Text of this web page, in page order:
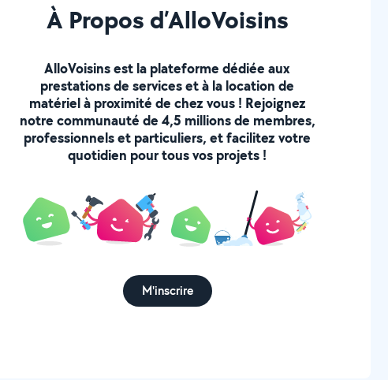
À Propos d’AlloVoisins
AlloVoisins est la plateforme dédiée aux
prestations de services et à la location de
matériel à proximité de chez vous ! Rejoignez
notre communauté de 4,5 millions de membres,
professionnels et particuliers, et facilitez votre
quotidien pour tous vos projets !
M'inscrire